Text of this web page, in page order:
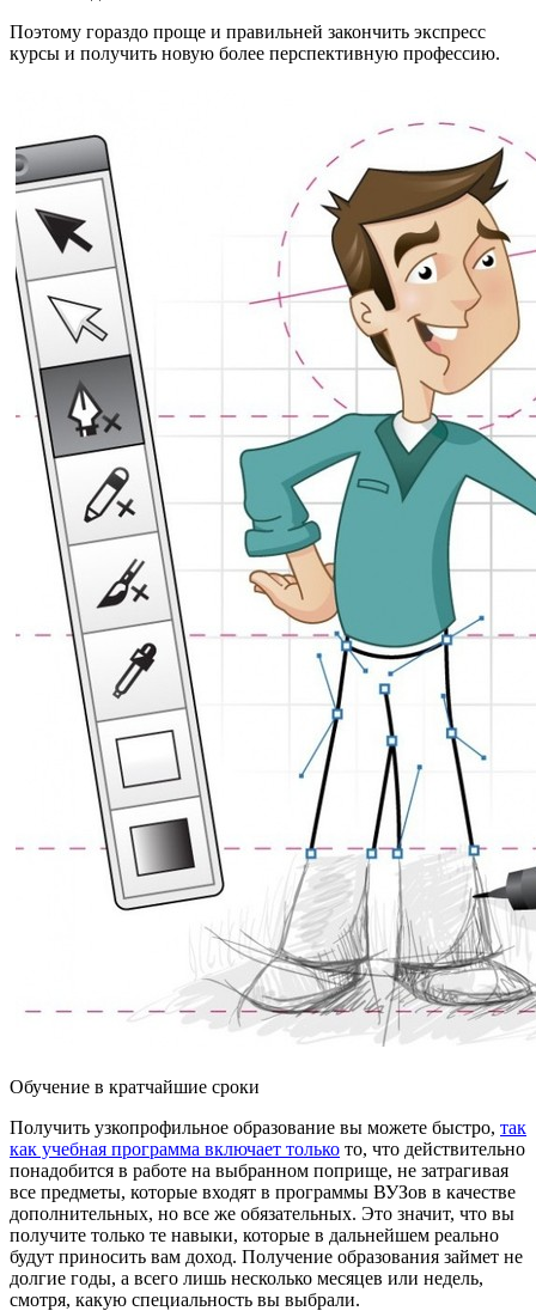
Поэтому гораздо проще и правильней закончить экспресс
курсы и получить новую более перспективную профессию.
Обучение в кратчайшие сроки
Получить узкопрофильное образование вы можете быстро, так
как учебная программа включает только то, что действительно
понадобится в работе на выбранном поприще, не затрагивая
все предметы, которые входят в программы ВУЗов в качестве
дополнительных, но все же обязательных. Это значит, что вы
получите только те навыки, которые в дальнейшем реально
будут приносить вам доход. Получение образования займет не
долгие годы, а всего лишь несколько месяцев или недель,
смотря, какую специальность вы выбрали.